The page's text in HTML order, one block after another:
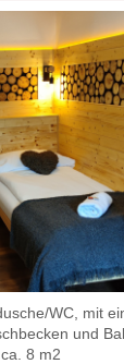
WC, mit
und
8 m2